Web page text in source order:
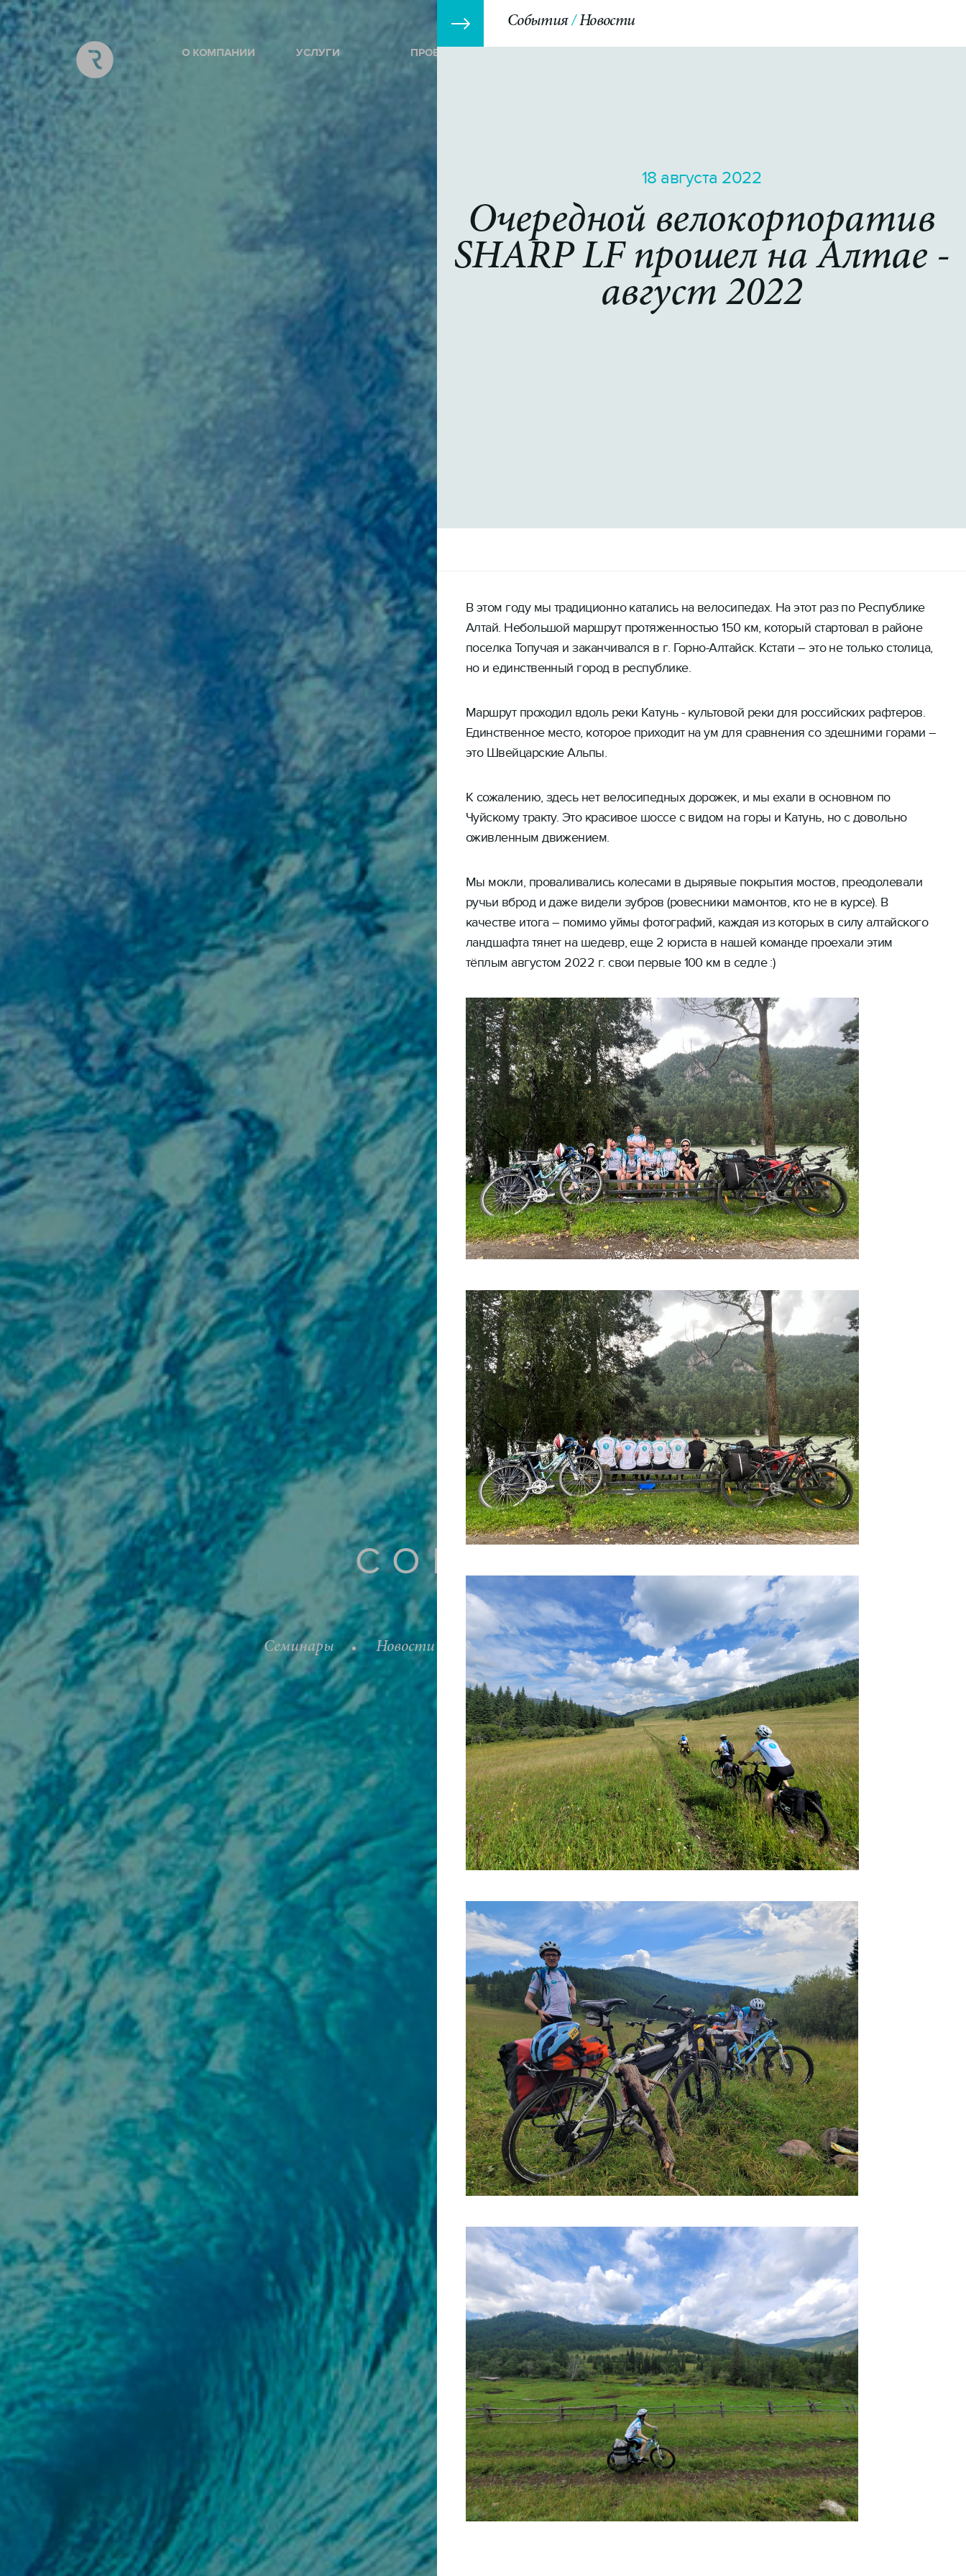
О КОМПАНИИ УСЛУГИ ПРОЕКТЫ
События Новости
18 августа 2022
Очередной велокорпоратив
SHARP LF прошел на Алтае -
август 2022
В этом году мы традиционно катались на велосипедах. На этот раз по Республике
Алтай. Небольшой маршрут протяженностью 150 км, который стартовал в районе
поселка Топучая и заканчивался в г. Горно-Алтайск. Кстати – это не только столица,
но и единственный город в республике.
Маршрут проходил вдоль реки Катунь - культовой реки для российских рафтеров.
Единственное место, которое приходит на ум для сравнения со здешними горами –
это Швейцарские Альпы.
К сожалению, здесь нет велосипедных дорожек, и мы ехали в основном по
Чуйскому тракту. Это красивое шоссе с видом на горы и Катунь, но с довольно
оживленным движением.
Мы мокли, проваливались колесами в дырявые покрытия мостов, преодолевали
ручьи вброд и даже видели зубров (ровесники мамонтов, кто не в курсе). В
качестве итога – помимо уймы фотографий, каждая из которых в силу алтайского
ландшафта тянет на шедевр, еще 2 юриста в нашей команде проехали этим
тёплым августом 2022 г. свои первые 100 км в седле :)
СОБЫТИЯ
Семинары Новости Вакансии Статьи и обзоры